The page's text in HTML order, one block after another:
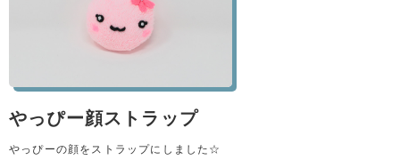
やっぴー顔ストラップ
やっぴーの顔をストラップにしました☆